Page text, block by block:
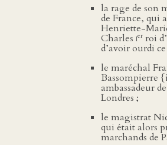
la rage de son
de France, qui
Henriette-
Charles ier roi
d’avoir ourdi
le maréchal
Bassompierre
ambassadeur
Londres ;
le magistrat
qui était alors
marchands de